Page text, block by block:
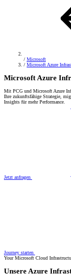
/ Microsoft
/ Microsoft Azure
Microsoft Azure
Mit PCG und Microsoft Azure
Ihre zukunftsfähige Strategie,
Insights für mehr Performance.
Jetzt anfragen
Journey starten
Your Microsoft Cloud
Unsere Azure